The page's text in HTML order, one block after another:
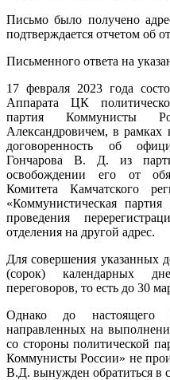
Письмо было получено
подтверждается отчетом об
Письменного ответа на
17 февраля 2023 года
Аппарата ЦК
партия Коммунисты
Александровичем, в рамках
договоренность об
Гончарова В. Д. из
освобождении его от
Комитета Камчатского
«Коммунистическая
проведения
отделения на другой адрес.
Для совершения указанных
(сорок) календарных
переговоров, то есть до 30
Однако до настоящего
направленных на
со стороны политической
Коммунисты России» не
В.Д. вынужден обратиться в